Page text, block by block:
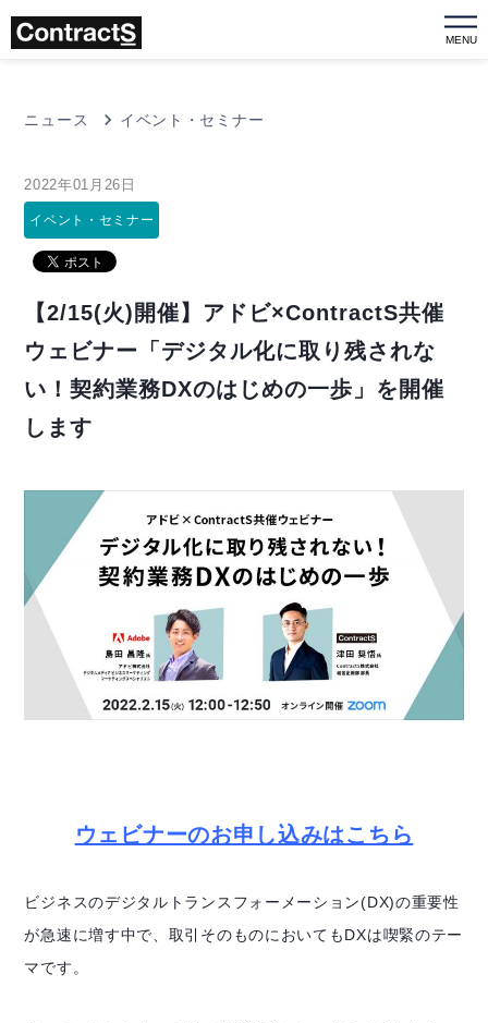
MENU
ニュース イベント・セミナー
2022年01月26日
イベント・セミナー
【2/15(火)開催】アドビ×ContractS共催
ウェビナー「デジタル化に取り残されな
い！契約業務DXのはじめの一歩」を開催
します
ウェビナーのお申し込みはこちら
ビジネスのデジタルトランスフォーメーション(DX)の重要性
が急速に増す中で、取引そのものにおいてもDXは喫緊のテー
マです。